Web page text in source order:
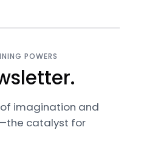
POWERS
imagination and
catalyst for